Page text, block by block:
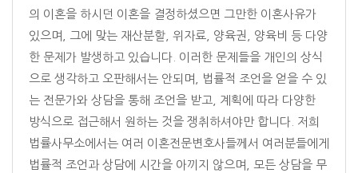
의 이혼을 하시던 이혼을 결정하셨으면 그만한 이혼사유가
있으며, 그에 맞는 재산분할, 위자료, 양육권, 양육비 등 다양
한 문제가 발생하고 있습니다. 이러한 문제들을 개인의 상식
으로 생각하고 오판해서는 안되며, 법률적 조언을 얻을 수 있
는 전문가와 상담을 통해 조언을 받고, 계획에 따라 다양한
방식으로 접근해서 원하는 것을 쟁취하셔야만 합니다. 저희
법률사무소에서는 여러 이혼전문변호사들께서 여러분들에게
법률적 조언과 상담에 시간을 아끼지 않으며, 모든 상담을 무